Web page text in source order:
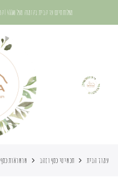
משלוח חינם עד הבית בהזמנה מעל 400₪ | המחירים כוללים מע"מ | אפשר להוסיף ציפוי זהב לכל תכשיטי הכסף
עמוד הבית תכשיטי כסף וזהב שרשראות כסף